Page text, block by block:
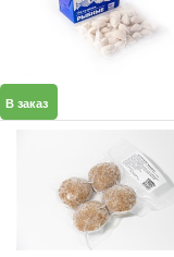
В заказ